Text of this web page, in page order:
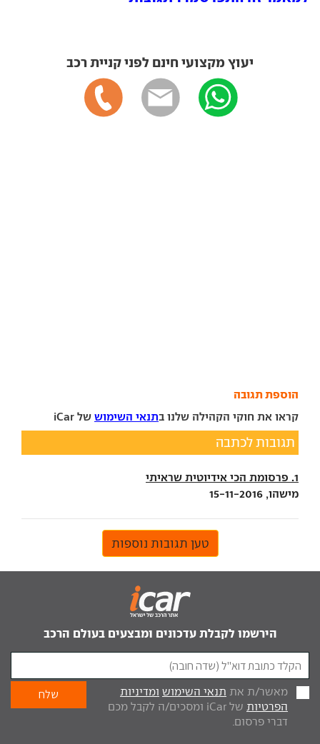
יעוץ מקצועי חינם לפני קניית רכב
הוספת תגובה
קראו את חוקי הקהילה שלנו בתנאי השימוש של iCar
תגובות לכתבה
1. פרסומת הכי אידיוטית שראיתי
מישהו, 15-11-2016
טען תגובות נוספות
הירשמו לקבלת עדכונים ומבצעים בעולם הרכב
מאשר/ת את תנאי השימוש ומדיניות
הפרטיות
של iCar ומסכים/ה לקבל מכם
דברי פרסום.